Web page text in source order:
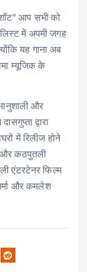
शॉट” आप सभी को
में अपमी जगह
यह गाना अब
म्यूजिक के
और
द्वारा
में रिलीज होने
और कठपुतली
एंटरटेनर फिल्म
और कमलेश